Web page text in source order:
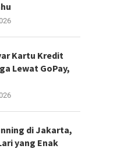
Kartu Kredit
Lewat GoPay,
di Jakarta,
yang Enak